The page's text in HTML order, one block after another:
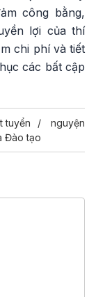
công bằng,
lợi của thí
chi phí và tiết
các bất cập
tuyển
nguyện
Đào tạo